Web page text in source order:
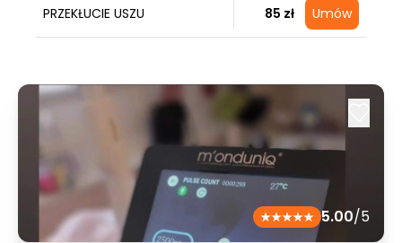
PRZEKŁUCIE USZU 85 zł Umów
5.00/5